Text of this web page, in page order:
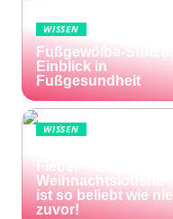
WISSEN
Fußgewölbe-Stütze:
Einblick in
Fußgesundheit
WISSEN
Fieber – die El Gordo
Weihnachtslotterie
ist so beliebt wie nie
zuvor!